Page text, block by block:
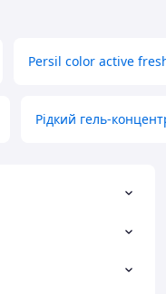
Persil color active
Рідкий гель-